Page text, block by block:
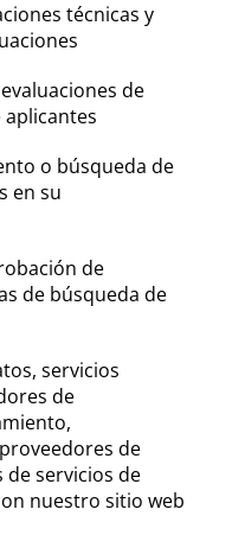
técnicas y
de
o búsqueda de
en su
de
de búsqueda de
servicios
de
de
servicios de
nuestro sitio web